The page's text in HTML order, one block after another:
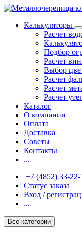
Калькуляторы
Расчет
Подбор
Расчет
Выбор
Расчет
Расчет
Расчет
Каталог
О компании
Оплата
Доставка
Советы
Контакты
...
+7 (4852) 33-22-
Статус заказа
Вход /
...
Все категории